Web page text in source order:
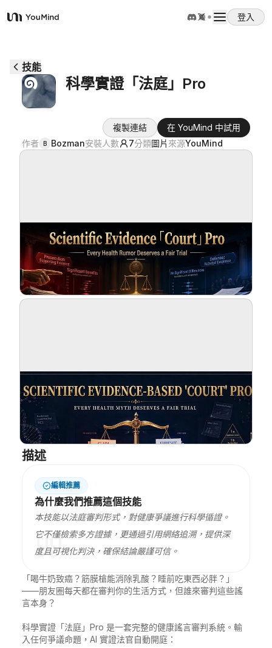
YouMind
登入
使用案例
下載
部落格
技能
科學實證「法庭」Pro
複製連結
在 YouMind 中試用
作者 B Bozman安裝人數 7分類圖片 來源YouMind
描述
編輯推薦
為什麼我們推薦這個技能
本技能以法庭審判形式，對健康爭議進行科學循證。
它不僅檢索多方證據，更通過引用網絡追溯，提供深
度且可視化判決，確保結論嚴謹可信。
「喝牛奶致癌？筋膜槍能消除乳酸？睡前吃東西必胖？」
——朋友圈每天都在審判你的生活方式，但誰來審判這些謠
言本身？
科學實證「法庭」Pro 是一套完整的健康謠言審判系統。輸
入任何爭議命題，AI 實證法官自動開庭：